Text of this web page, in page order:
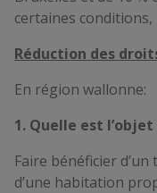
certaines
Réduction des
En région wallonne:
1. Quelle est
Faire bénéficier
d’une habitation